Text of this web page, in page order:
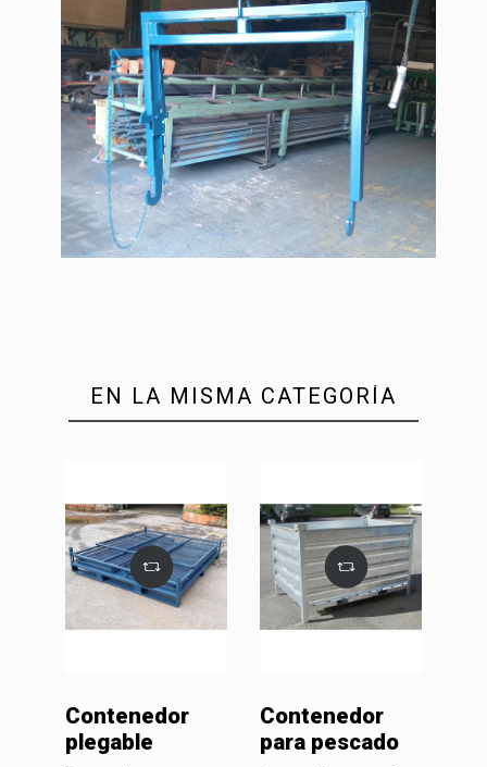
EN LA MISMA CATEGORÍA
Contenedor
plegable
Contenedor
para pescado